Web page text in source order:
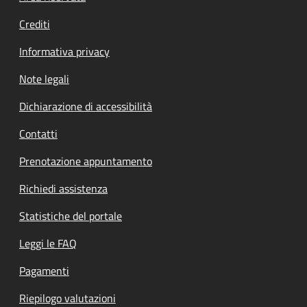
Crediti
Informativa privacy
Note legali
Dichiarazione di accessibilità
Contatti
Prenotazione appuntamento
Richiedi assistenza
Statistiche del portale
Leggi le FAQ
Pagamenti
Riepilogo valutazioni